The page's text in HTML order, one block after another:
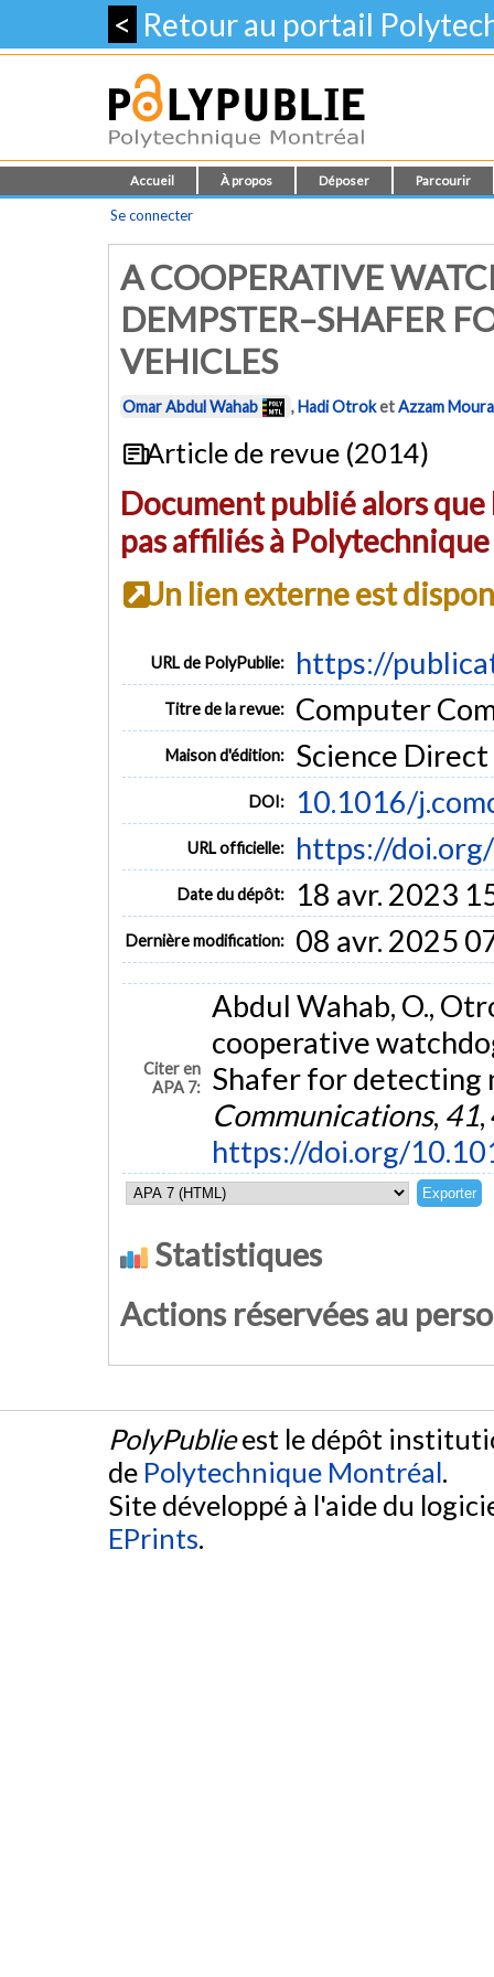
< Retour au portail
Accueil À propos Déposer Parcourir
Se connecter
A COOPERATIVE
DEMPSTER–SHAFER
VEHICLES
Omar Abdul Wahab ,Hadi OtroketAzzam
Article de revue (2014)
Document publié alors
pas affiliés à
Un lien externe est
URL de PolyPublie: https://
Titre de la revue: Computer
Maison d'édition: Science Direct
DOI: 10.1016/
URL officielle: https://
Date du dépôt: 18 avr. 2023
Dernière modification: 08 avr. 2025
Citer en
APA 7:
Abdul Wahab, O.,
cooperative
Shafer for detecting
Communications, 41,
https://doi.org/
Statistiques
Actions réservées au
PolyPublieest le dépôt
de Polytechnique Montréal.
Site développé à l'aide du
EPrints.